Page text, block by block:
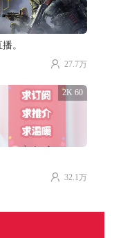
。
27.7万
2K 60
32.1万